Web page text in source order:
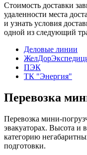
Стоимость доставки
удаленности места
и узнать условия
одной из следующий
Деловые линии
ПЭК
ТК "Энергия"
Перевозка
Перевозка мини-
эвакуаторах. Высота и
категорию
подготовки.